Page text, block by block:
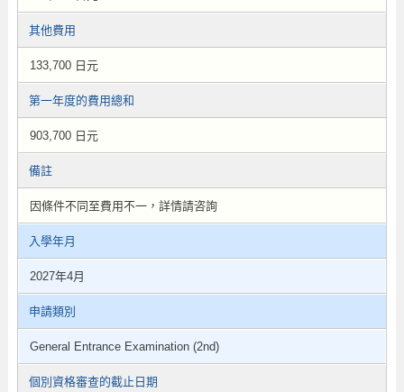
其他費用
133,700 日元
第一年度的費用總和
903,700 日元
備註
因條件不同至費用不一，詳情請咨詢
入學年月
2027年4月
申請類別
General Entrance Examination (2nd)
個別資格審查的截止日期